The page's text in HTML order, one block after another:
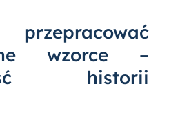
wzorce –
historii